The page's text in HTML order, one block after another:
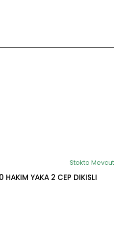
Stokta Mevcut
YAKA 2 CEP DIKISLI